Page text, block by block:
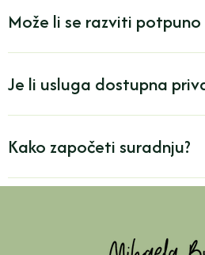
Može li se razviti
Je li usluga dostupna
Kako započeti suradnju?